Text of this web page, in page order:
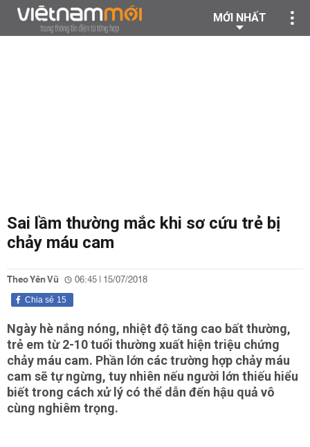
MỚI NHẤT
Sai lầm thường mắc khi sơ cứu trẻ bị
chảy máu cam
Theo Yên Vũ 06:45 | 15/07/2018
15
Chia sẻ
Ngày hè nắng nóng, nhiệt độ tăng cao bất thường,
trẻ em từ 2-10 tuổi thường xuất hiện triệu chứng
chảy máu cam. Phần lớn các trường hợp chảy máu
cam sẽ tự ngừng, tuy nhiên nếu người lớn thiếu hiểu
biết trong cách xử lý có thể dẫn đến hậu quả vô
cùng nghiêm trọng.